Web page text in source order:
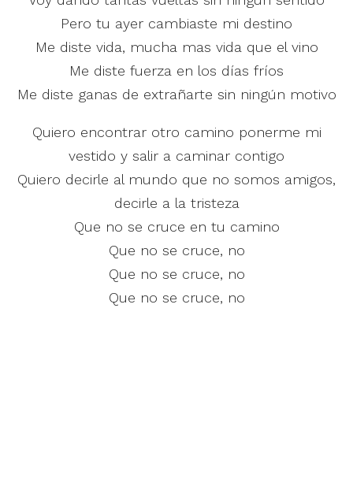
Pero tu ayer cambiaste mi destino
Me diste vida, mucha mas vida que el vino
Me diste fuerza en los días fríos
Me diste ganas de extrañarte sin ningún motivo
Quiero encontrar otro camino ponerme mi
vestido y salir a caminar contigo
Quiero decirle al mundo que no somos amigos,
decirle a la tristeza
Que no se cruce en tu camino
Que no se cruce, no
Que no se cruce, no
Que no se cruce, no